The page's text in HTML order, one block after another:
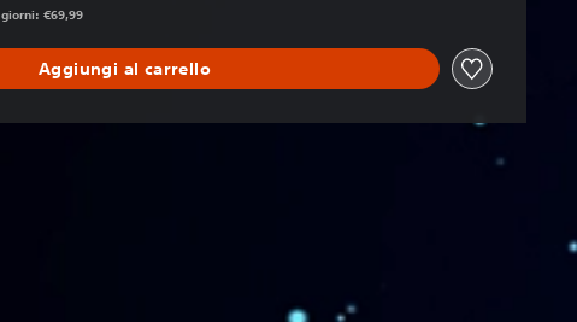
€69,99
Aggiungi al carrello